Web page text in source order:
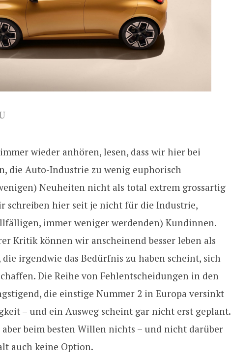
wieder anhören, lesen, dass wir hier bei
die Auto-Industrie zu wenig euphorisch
Neuheiten nicht als total extrem grossartig
schreiben hier seit je nicht für die Industrie,
immer weniger werdenden) Kundinnen.
Kritik können wir anscheinend besser leben als
die irgendwie das Bedürfnis zu haben scheint, sich
Die Reihe von Fehlentscheidungen in den
die einstige Nummer 2 in Europa versinkt
– und ein Ausweg scheint gar nicht erst geplant.
beim besten Willen nichts – und nicht darüber
auch keine Option.